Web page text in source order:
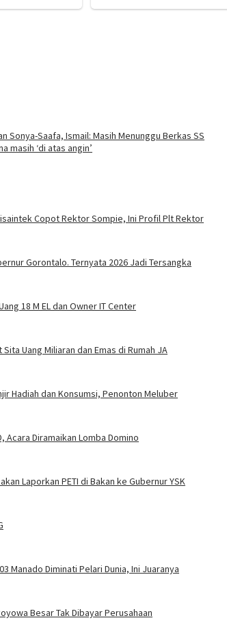
Sonya-Saafa, Ismail: Masih Menunggu Berkas SS
masih ‘di atas angin’
Copot Rektor Sompie, Ini Profil Plt Rektor
Gorontalo. Ternyata 2026 Jadi Tersangka
18 M EL dan Owner IT Center
Uang Miliaran dan Emas di Rumah JA
Hadiah dan Konsumsi, Penonton Meluber
Acara Diramaikan Lomba Domino
Laporkan PETI di Bakan ke Gubernur YSK
Manado Diminati Pelari Dunia, Ini Juaranya
Besar Tak Dibayar Perusahaan